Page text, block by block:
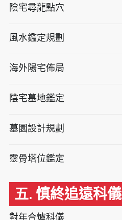
陰宅尋龍點穴
風水鑑定規劃
海外陽宅佈局
陰宅墓地鑑定
墓園設計規劃
靈骨塔位鑑定
五. 慎終追遠科儀
對年合爐科儀